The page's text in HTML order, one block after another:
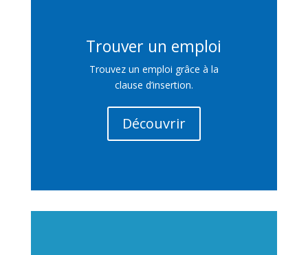
Trouver un emploi
Trouvez un emploi grâce à la
clause d’insertion.
Découvrir